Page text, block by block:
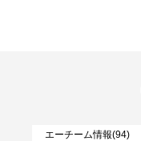
エーチーム情報(94)